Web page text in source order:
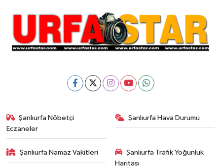
Şanlıurfa Nöbetçi
Eczaneler
Şanlıurfa Hava Durumu
Şanlıurfa Namaz Vakitleri
Şanlıurfa Trafik Yoğunluk
Haritası